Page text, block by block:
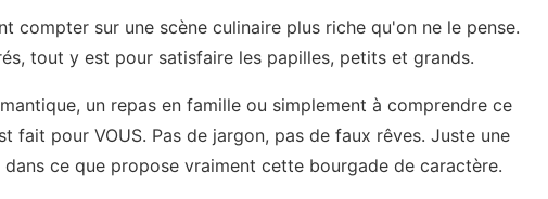
compter sur une scène culinaire plus riche qu'on ne le pense.
tout y est pour satisfaire les papilles, petits et grands.
un repas en famille ou simplement à comprendre ce
pour VOUS. Pas de jargon, pas de faux rêves. Juste une
ce que propose vraiment cette bourgade de caractère.